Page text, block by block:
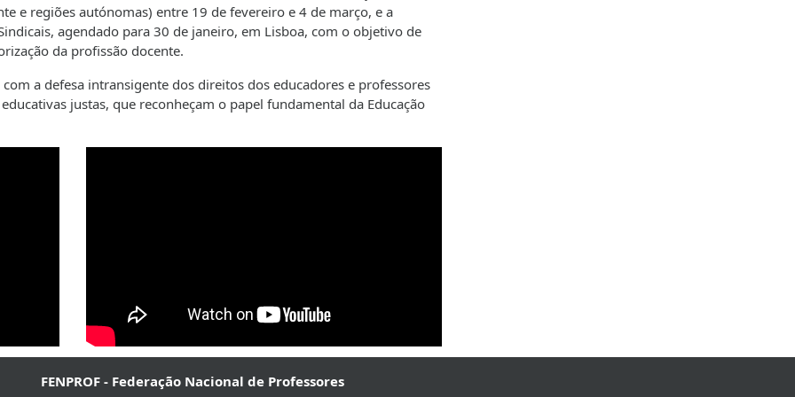
e regiões autónomas) entre 19 de fevereiro e 4 de março, e a
agendado para 30 de janeiro, em Lisboa, com o objetivo de
da profissão docente.
a defesa intransigente dos direitos dos educadores e professores
justas, que reconheçam o papel fundamental da Educação
FENPROF - Federação Nacional de Professores